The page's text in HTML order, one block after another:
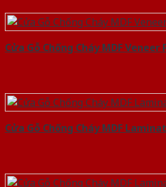
Cửa Gỗ Chống Cháy MDF Veneer
Cửa Gỗ Chống Cháy MDF